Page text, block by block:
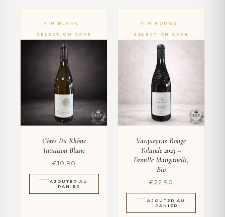
Côtes Du Rhône
Intuition Blanc
€10.90
AJOUTER AU
PANIER
Vacqueyras Rouge
Yolande 2023 –
Famille Manganelli,
Bio
€22.90
AJOUTER AU
PANIER